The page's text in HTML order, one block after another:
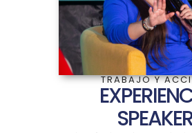
TRABAJO Y